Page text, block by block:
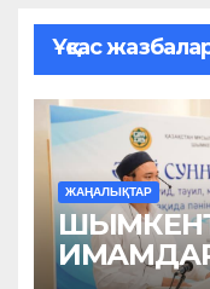
Ұқсас
ЖАҢАЛЫҚТАР